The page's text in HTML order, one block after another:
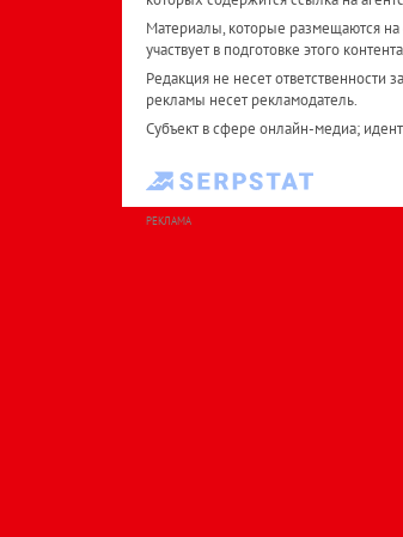
Материалы, которые размещаются на
участвует в подготовке этого
Редакция не несет ответственности
рекламы несет рекламодатель.
Субъект в сфере онлайн-медиа;
РЕКЛАМА